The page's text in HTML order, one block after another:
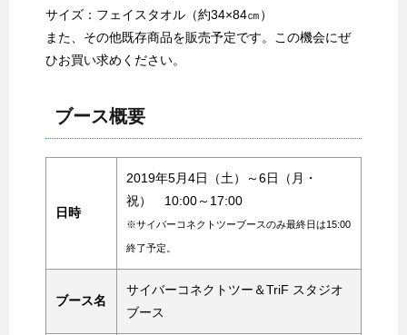
サイズ：フェイスタオル（約34×84㎝）
また、その他既存商品を販売予定です。この機会にぜ
ひお買い求めください。
ブース概要
日時
2019年5月4日（土）～6日（月・
祝） 10:00～17:00
※サイバーコネクトツーブースのみ最終日は15:00
終了予定。
ブース名
サイバーコネクトツー＆TriF スタジオ
ブース